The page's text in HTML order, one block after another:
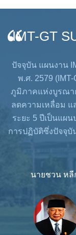
IMT-GT
ปัจจุบัน แผนงาน
พ.ศ. 2579
ภูมิภาคแห่งบูรณา
ลดความเหลื่อม แ
ระยะ 5 ปีเป็นแผ
การปฏิบัติซึ่งปัจจุบั
นายชวน หลี